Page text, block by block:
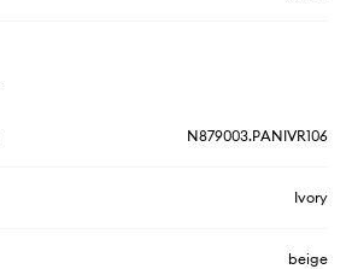
N879003.PANIVR106
Ivory
beige